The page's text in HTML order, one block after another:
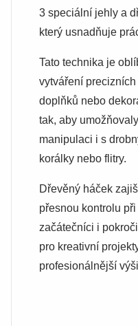
3 speciální jehly a
který usnadňuje
Tato technika je
vytváření
doplňků nebo
tak, aby
manipulaci i s
korálky nebo flitry.
Dřevěný háček
přesnou kontrolu
začátečníci i
pro kreativní
profesionálnější